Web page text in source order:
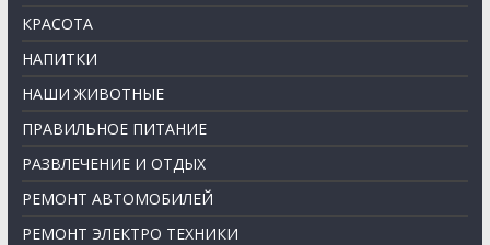
КРАСОТА
НАПИТКИ
НАШИ ЖИВОТНЫЕ
ПРАВИЛЬНОЕ ПИТАНИЕ
РАЗВЛЕЧЕНИЕ И ОТДЫХ
РЕМОНТ АВТОМОБИЛЕЙ
РЕМОНТ ЭЛЕКТРО ТЕХНИКИ